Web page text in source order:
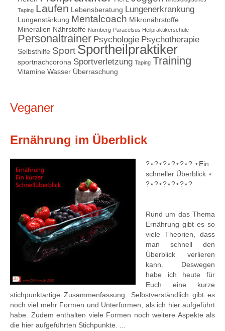
Taping Laufen Lebensberatung Lungenerkrankung
Lungenstärkung Mentalcoach Mikronährstoffe
Mineralien Nährstoffe Nürnberg Paracelsus Heilpraktikerschule
Personaltrainer Psychologie Psychotherapie
Selbsthilfe Sport Sportheilpraktiker
sportnachcorona Sportverletzung Taping Training
Vitamine Wasser Überraschung
Veganer
Ernährung im Überblick
?⋆?⋆?⋆?⋆?⋆? ⋆Ein
schneller Überblick ⋆
?⋆?⋆?⋆?⋆?⋆?
Rund um das Thema
Ernährung gibt es so
viele Theorien, dass
man schnell den
Überblick verlieren
kann. Deswegen
habe ich heute für
Euch eine kurze
stichpunktartige Zusammenfassung. Selbstverständlich gibt es
noch viel mehr Formen und Unterformen, als ich hier aufgeführt
habe. Zudem enthalten viele Formen noch weitere Aspekte als
die hier aufgeführten Stichpunkte. ...